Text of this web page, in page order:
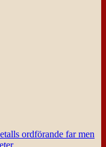
ordförande far men